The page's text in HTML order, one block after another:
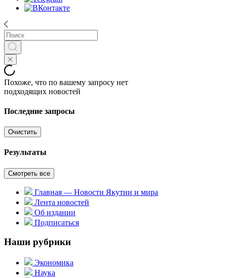
Похоже, что по вашему запросу нет
подходящих новостей
Последние запросы
Очистить
Результаты
Смотреть все
Главная — Новости Якутии и мира
Лента новостей
Об издании
Подписаться
Наши рубрики
Экономика
Наука